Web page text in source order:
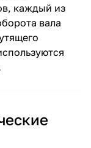
каждый из
вала